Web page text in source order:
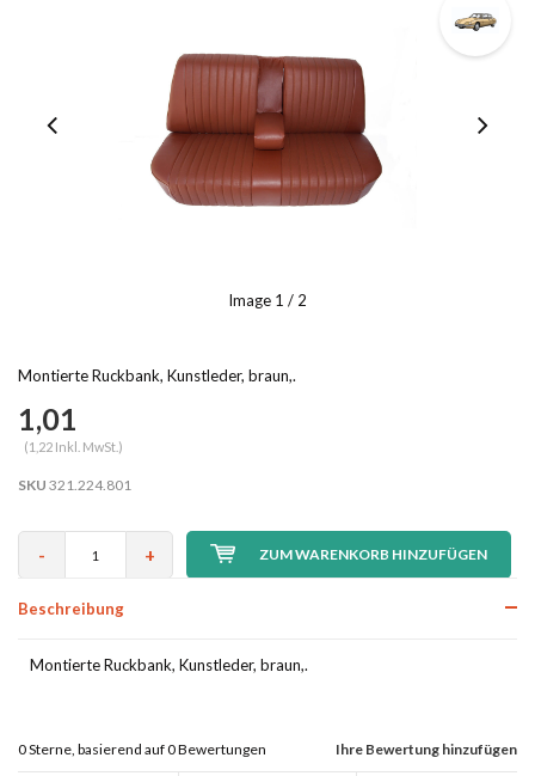
Image 1 / 2
Montierte Ruckbank, Kunstleder, braun,.
1,01
(1,22 Inkl. MwSt.)
SKU 321.224.801
- + ZUM WARENKORB HINZUFÜGEN
Beschreibung
Montierte Ruckbank, Kunstleder, braun,.
Ihre Bewertung hinzufügen
0Sterne, basierend auf0Bewertungen